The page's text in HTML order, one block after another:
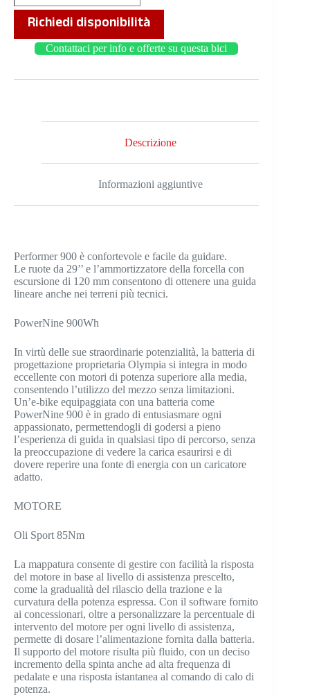
quantità
Richiedi disponibilità
Contattaci per info e offerte su questa bici
Descrizione
Informazioni aggiuntive
Performer 900 è confortevole e facile da guidare.
Le ruote da 29’’ e l’ammortizzatore della forcella con
escursione di 120 mm consentono di ottenere una guida
lineare anche nei terreni più tecnici.
PowerNine 900Wh
In virtù delle sue straordinarie potenzialità, la batteria di
progettazione proprietaria Olympia si integra in modo
eccellente con motori di potenza superiore alla media,
consentendo l’utilizzo del mezzo senza limitazioni.
Un’e-bike equipaggiata con una batteria come
PowerNine 900 è in grado di entusiasmare ogni
appassionato, permettendogli di godersi a pieno
l’esperienza di guida in qualsiasi tipo di percorso, senza
la preoccupazione di vedere la carica esaurirsi e di
dovere reperire una fonte di energia con un caricatore
adatto.
MOTORE
Oli Sport 85Nm
La mappatura consente di gestire con facilità la risposta
del motore in base al livello di assistenza prescelto,
come la gradualità del rilascio della trazione e la
curvatura della potenza espressa. Con il software fornito
ai concessionari, oltre a personalizzare la percentuale di
intervento del motore per ogni livello di assistenza,
permette di dosare l’alimentazione fornita dalla batteria.
Il supporto del motore risulta più fluido, con un deciso
incremento della spinta anche ad alta frequenza di
pedalate e una risposta istantanea al comando di calo di
potenza.